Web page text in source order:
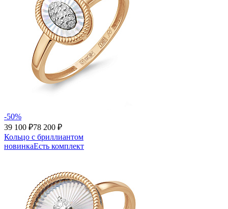
-50%
39 100 ₽78 200 ₽
Кольцо с бриллиантом
новинкаЕсть комплект